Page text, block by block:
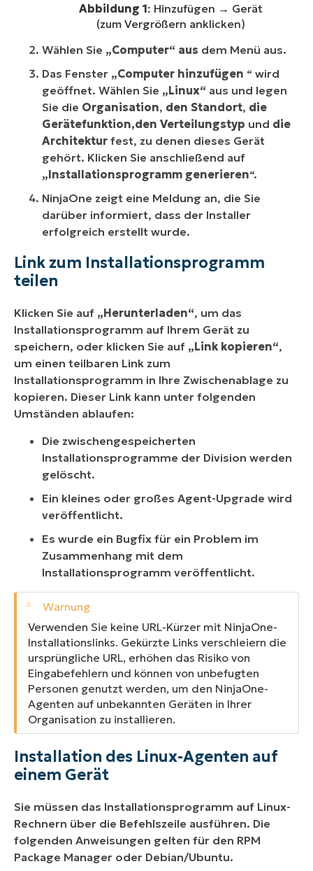
Abbildung 1: Hinzufügen → Gerät
(zum Vergrößern anklicken)
Wählen Sie „Computer“ aus dem Menü aus.
Das Fenster „Computer hinzufügen “ wird
geöffnet. Wählen Sie „Linux“ aus und legen
Sie die Organisation, den Standort, die
Gerätefunktion,den Verteilungstyp und die
Architektur fest, zu denen dieses Gerät
gehört. Klicken Sie anschließend auf
„Installationsprogramm generieren“.
NinjaOne zeigt eine Meldung an, die Sie
darüber informiert, dass der Installer
erfolgreich erstellt wurde.
Link zum Installationsprogramm
teilen
Klicken Sie auf „Herunterladen“, um das
Installationsprogramm auf Ihrem Gerät zu
speichern, oder klicken Sie auf „Link kopieren“,
um einen teilbaren Link zum
Installationsprogramm in Ihre Zwischenablage zu
kopieren. Dieser Link kann unter folgenden
Umständen ablaufen:
Die zwischengespeicherten
Installationsprogramme der Division werden
gelöscht.
Ein kleines oder großes Agent-Upgrade wird
veröffentlicht.
Es wurde ein Bugfix für ein Problem im
Zusammenhang mit dem
Installationsprogramm veröffentlicht.
Verwenden Sie keine URL-Kürzer mit NinjaOne-
Installationslinks. Gekürzte Links verschleiern die
ursprüngliche URL, erhöhen das Risiko von
Eingabefehlern und können von unbefugten
Personen genutzt werden, um den NinjaOne-
Agenten auf unbekannten Geräten in Ihrer
Organisation zu installieren.
Installation des Linux-Agenten auf
einem Gerät
Sie müssen das Installationsprogramm auf Linux-
Rechnern über die Befehlszeile ausführen. Die
folgenden Anweisungen gelten für den RPM
Package Manager oder Debian/Ubuntu.